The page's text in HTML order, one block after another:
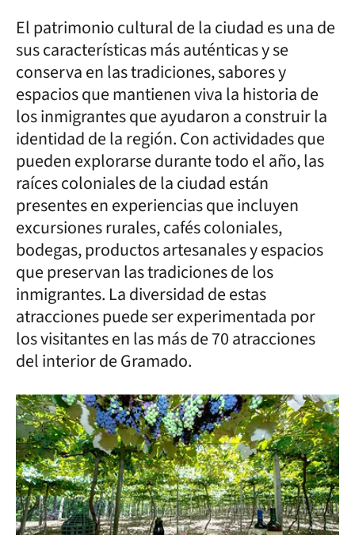
El patrimonio cultural de la ciudad es una de
sus características más auténticas y se
conserva en las tradiciones, sabores y
espacios que mantienen viva la historia de
los inmigrantes que ayudaron a construir la
identidad de la región. Con actividades que
pueden explorarse durante todo el año, las
raíces coloniales de la ciudad están
presentes en experiencias que incluyen
excursiones rurales, cafés coloniales,
bodegas, productos artesanales y espacios
que preservan las tradiciones de los
inmigrantes. La diversidad de estas
atracciones puede ser experimentada por
los visitantes en las más de 70 atracciones
del interior de Gramado.